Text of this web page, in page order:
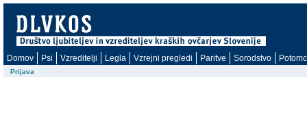
Domov Psi Vzreditelji Legla Vzrejni pregledi Paritve Sorodstvo
Prijava